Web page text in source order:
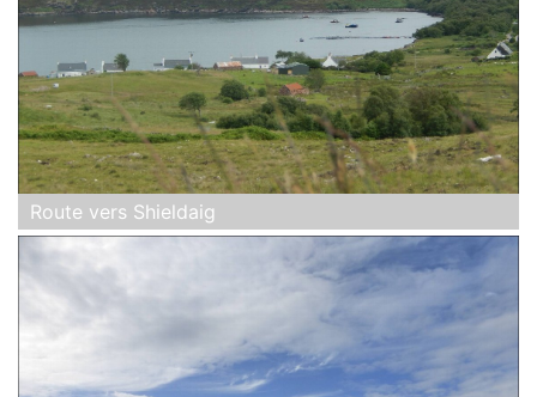
Route vers Shieldaig